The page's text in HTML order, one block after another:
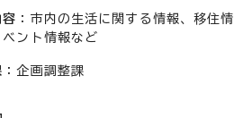
容 ：市内の生活に関する情報、移住情
ベント情報など
：企画調整課